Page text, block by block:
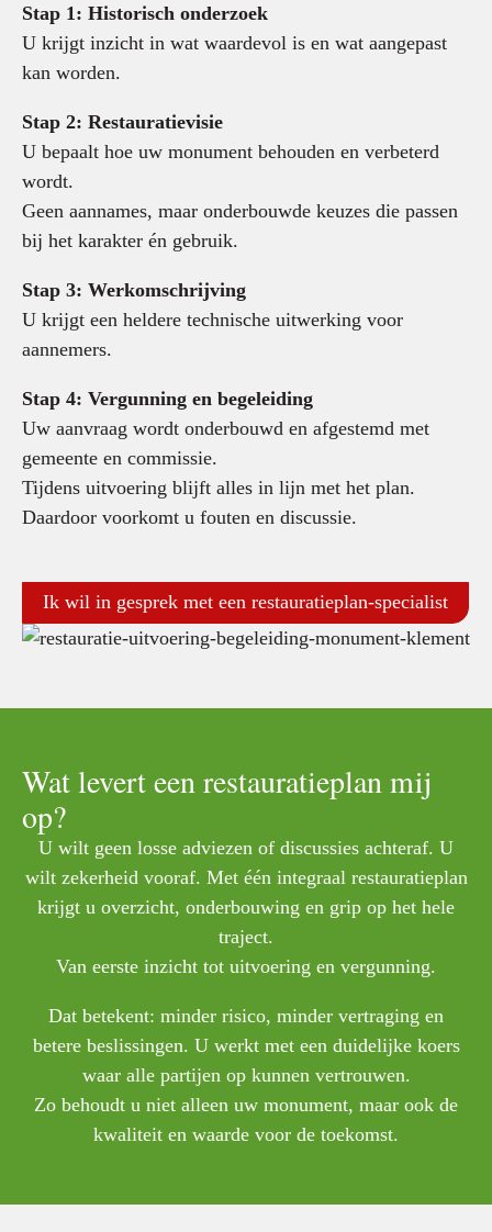
Stap 1: Historisch onderzoek
U krijgt inzicht in wat waardevol is en wat aangepast
kan worden.
Stap 2: Restauratievisie
U bepaalt hoe uw monument behouden en verbeterd
wordt.
Geen aannames, maar onderbouwde keuzes die passen
bij het karakter én gebruik.
Stap 3: Werkomschrijving
U krijgt een heldere technische uitwerking voor
aannemers.
Stap 4: Vergunning en begeleiding
Uw aanvraag wordt onderbouwd en afgestemd met
gemeente en commissie.
Tijdens uitvoering blijft alles in lijn met het plan.
Daardoor voorkomt u fouten en discussie.
Ik wil in gesprek met een restauratieplan-specialist
Wat levert een restauratieplan mij
op?
U wilt geen losse adviezen of discussies achteraf. U
wilt zekerheid vooraf. Met één integraal restauratieplan
krijgt u overzicht, onderbouwing en grip op het hele
traject.
Van eerste inzicht tot uitvoering en vergunning.
Dat betekent: minder risico, minder vertraging en
betere beslissingen. U werkt met een duidelijke koers
waar alle partijen op kunnen vertrouwen.
Zo behoudt u niet alleen uw monument, maar ook de
kwaliteit en waarde voor de toekomst.